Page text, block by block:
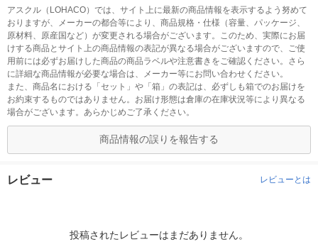
アスクル（LOHACO）では、サイト上に最新の商品情報を表示するよう努めて
おりますが、メーカーの都合等により、商品規格・仕様（容量、パッケージ、
原材料、原産国など）が変更される場合がございます。このため、実際にお届
けする商品とサイト上の商品情報の表記が異なる場合がございますので、ご使
用前には必ずお届けした商品の商品ラベルや注意書きをご確認ください。さら
に詳細な商品情報が必要な場合は、メーカー等にお問い合わせください。
また、商品名における「セット」や「箱」の表記は、必ずしも箱でのお届けを
お約束するものではありません。お届け形態は倉庫の在庫状況等により異なる
場合がございます。あらかじめご了承ください。
商品情報の誤りを報告する
レビュー レビューとは
投稿されたレビューはまだありません。